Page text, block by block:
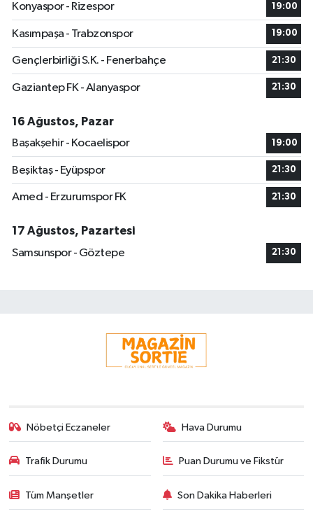
Konyaspor - Rizespor
19:00
Kasımpaşa - Trabzonspor 19:00
Gençlerbirliği S.K. - Fenerbahçe 21:30
Gaziantep FK - Alanyaspor 21:30
16 Ağustos, Pazar
Başakşehir - Kocaelispor
19:00
Beşiktaş - Eyüpspor 21:30
Amed - Erzurumspor FK 21:30
17 Ağustos, Pazartesi
Samsunspor - Göztepe
21:30
Nöbetçi Eczaneler Hava Durumu
Trafik Durumu Puan Durumu ve Fikstür
Tüm Manşetler Son Dakika Haberleri